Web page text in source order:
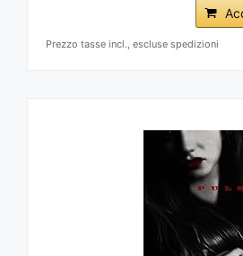
Prezzo tasse incl., escluse spedizioni